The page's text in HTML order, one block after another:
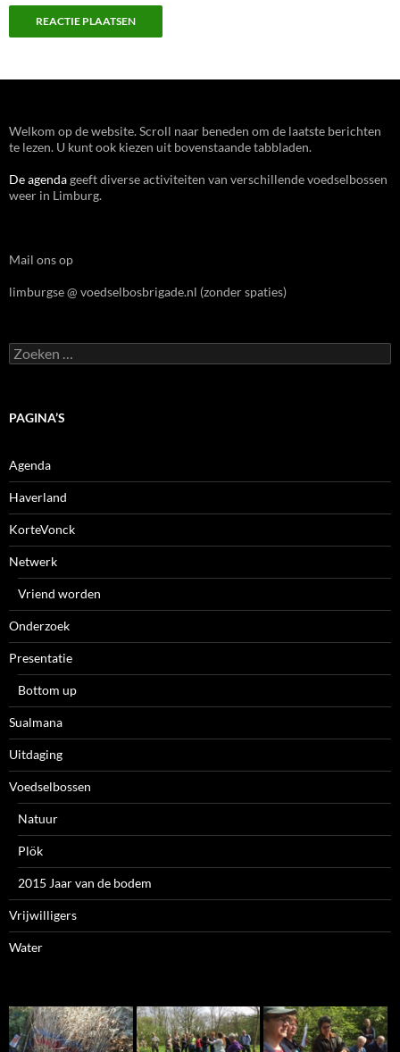
Welkom op de website. Scroll naar beneden om de laatste berichten
te lezen. U kunt ook kiezen uit bovenstaande tabbladen.
De agendageeft diverse activiteiten van verschillende voedselbossen
weer in Limburg.
Mail ons op
limburgse @ voedselbosbrigade.nl (zonder spaties)
Zoeken
naar:
PAGINA’S
Agenda
Haverland
KorteVonck
Netwerk
Vriend worden
Onderzoek
Presentatie
Bottom up
Sualmana
Uitdaging
Voedselbossen
Natuur
Plök
2015 Jaar van de bodem
Vrijwilligers
Water